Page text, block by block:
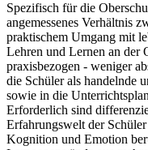
Spezifisch für die
angemessenes Verhältnis
praktischem Umgang mit
Lehren und Lernen an der
praxisbezogen - weniger
die Schüler als handelnde
sowie in die
Erforderlich sind
Erfahrungswelt der
Kognition und Emotion